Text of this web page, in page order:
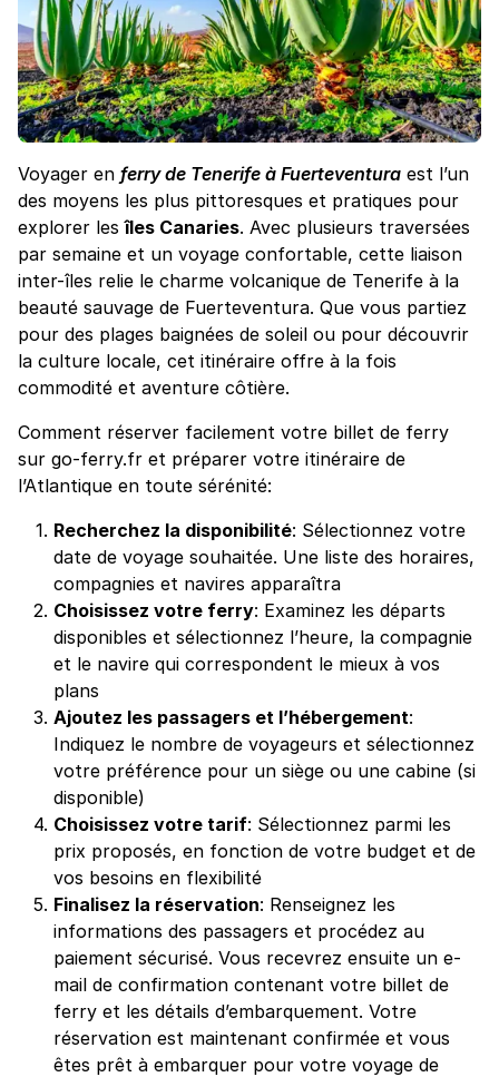
Voyager en ferry de Tenerife à Fuerteventura est l’un
des moyens les plus pittoresques et pratiques pour
explorer lesîles Canaries. Avec plusieurs traversées
par semaine et un voyage confortable, cette liaison
inter-îles relie le charme volcanique de Tenerife à la
beauté sauvage de Fuerteventura. Que vous partiez
pour des plages baignées de soleil ou pour découvrir
la culture locale, cet itinéraire offre à la fois
commodité et aventure côtière.
Comment réserver facilement votre billet de ferry
sur go-ferry.fr et préparer votre itinéraire de
l’Atlantique en toute sérénité:
Recherchez la disponibilité: Sélectionnez votre
date de voyage souhaitée. Une liste des horaires,
compagnies et navires apparaîtra
Choisissez votre ferry: Examinez les départs
disponibles et sélectionnez l’heure, la compagnie
et le navire qui correspondent le mieux à vos
plans
Ajoutez les passagers et l’hébergement:
Indiquez le nombre de voyageurs et sélectionnez
votre préférence pour un siège ou une cabine (si
disponible)
Choisissez votre tarif: Sélectionnez parmi les
prix proposés, en fonction de votre budget et de
vos besoins en flexibilité
Finalisez la réservation: Renseignez les
informations des passagers et procédez au
paiement sécurisé. Vous recevrez ensuite un e-
mail de confirmation contenant votre billet de
ferry et les détails d’embarquement. Votre
réservation est maintenant confirmée et vous
êtes prêt à embarquer pour votre voyage de